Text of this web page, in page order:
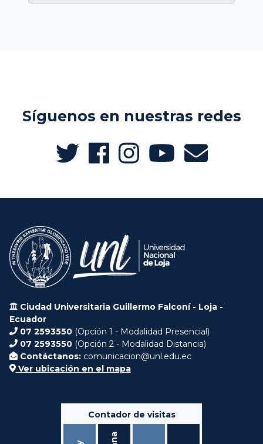
Síguenos en nuestras redes
Ciudad Universitaria Guillermo Falconí - Loja -
Ecuador
07 2593550 (Opción 1 - Modalidad Presencial)
07 2593550 (Opción 2 - Modalidad Distancia)
Contáctanos: comunicacion@unl.edu.ec
Ver ubicación en el mapa
Contador de visitas